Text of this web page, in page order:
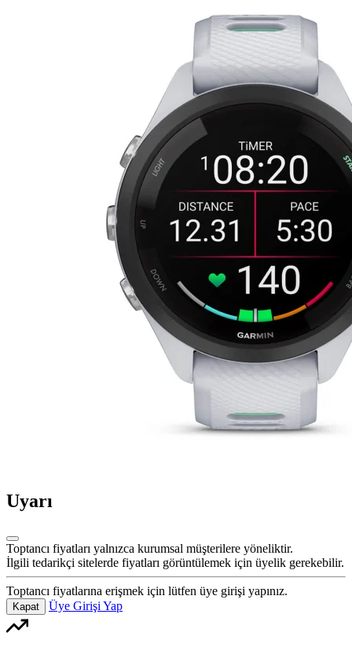
Uyarı
Toptancı fiyatları yalnızca kurumsal müşterilere yöneliktir.
İlgili tedarikçi sitelerde fiyatları görüntülemek için üyelik gerekebilir.
Toptancı fiyatlarına erişmek için lütfen üye girişi yapınız.
Kapat Üye Girişi Yap